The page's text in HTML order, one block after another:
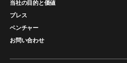
当社の目的と価値
プレス
ベンチャー
お問い合わせ